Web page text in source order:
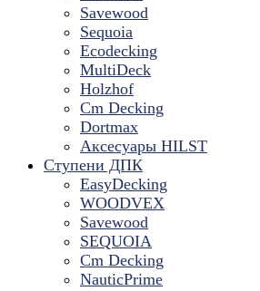
Savewood
Sequoia
Ecodecking
MultiDeck
Holzhof
Cm Decking
Dortmax
Аксесуары HILST
Ступени ДПК
EasyDecking
WOODVEX
Savewood
SEQUOIA
Cm Decking
NauticPrime